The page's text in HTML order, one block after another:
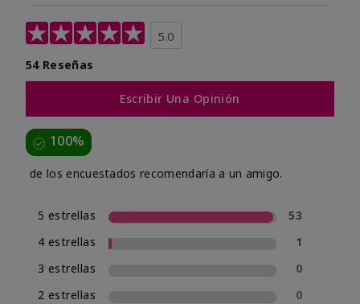
5.0
54 Reseñas
Escribir Una Opinión
100%
de los encuestados recomendaría a un amigo.
5 estrellas
53
4 estrellas
1
3 estrellas
0
2 estrellas
0